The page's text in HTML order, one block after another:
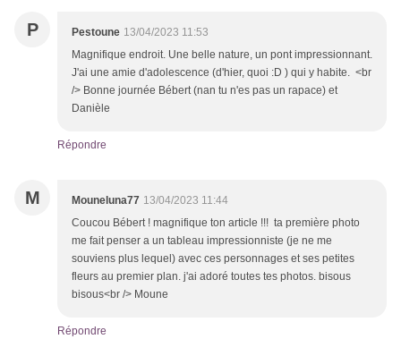
P Pestoune 13/04/2023 11:53
Magnifique endroit. Une belle nature, un pont impressionnant.
J'ai une amie d'adolescence (d'hier, quoi :D ) qui y habite. <br
/> Bonne journée Bébert (nan tu n'es pas un rapace) et
Danièle
Répondre
M Mouneluna77 13/04/2023 11:44
Coucou Bébert ! magnifique ton article !!! ta première photo
me fait penser a un tableau impressionniste (je ne me
souviens plus lequel) avec ces personnages et ses petites
fleurs au premier plan. j'ai adoré toutes tes photos. bisous
bisous<br /> Moune
Répondre